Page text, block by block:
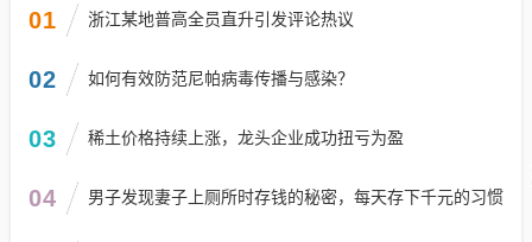
01 浙江某地普高全员直升引发评论热议
02 如何有效防范尼帕病毒传播与感染？
03 稀土价格持续上涨，龙头企业成功扭亏为盈
04 男子发现妻子上厕所时存钱的秘密，每天存下千元的习惯